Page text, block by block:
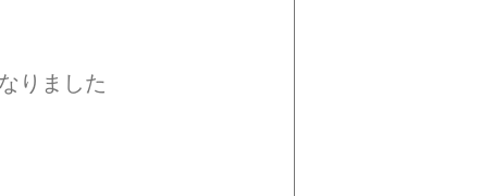
りました